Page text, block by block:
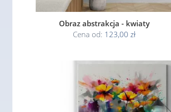
Obraz abstrakcja - kwiaty
Cena od: 123,00 zł